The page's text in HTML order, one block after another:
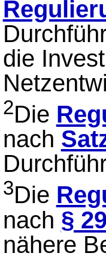
die
2Die
nach
3Die
nach §
nähere